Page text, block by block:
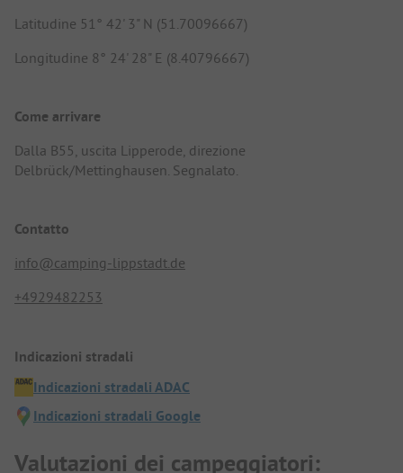
Latitudine 51° 42' 3" N (51.70096667)
Longitudine 8° 24' 28" E (8.40796667)
Come arrivare
Dalla B55, uscita Lipperode, direzione
Delbrück/Mettinghausen. Segnalato.
Contatto
info@camping-lippstadt.de
+4929482253
Indicazioni stradali
Indicazioni stradali ADAC
Indicazioni stradali Google
Valutazioni dei campeggiatori: